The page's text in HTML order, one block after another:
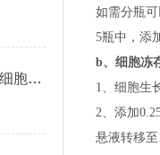
一起来了解一下中国仓鼠卵巢细胞的基本特点
如需分瓶
5瓶中，添
b、 细胞冻
1、细胞生
2、添加
悬液转移